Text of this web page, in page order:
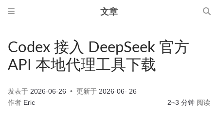
文章
Codex 接入 DeepSeek 官方
API 本地代理工具下载
发表于 2026-06-26 更新于 2026-06- 26
作者 Eric 2~3 分钟 阅读